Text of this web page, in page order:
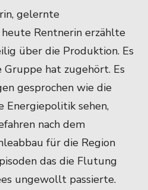
gelernte
heute Rentnerin erzählte
über die Produktion. Es
hat zugehört. Es
gesprochen wie die
Energiepolitik sehen,
nach dem
für die Region
das die Flutung
ungewollt passierte.